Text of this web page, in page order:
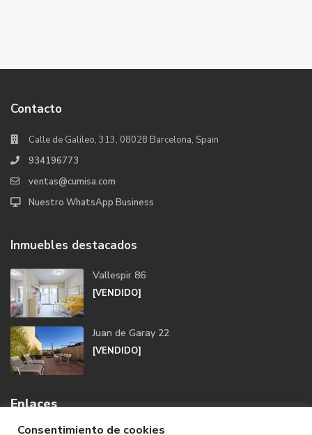
Contacto
Calle de Galileo, 313, 08028 Barcelona, Spain
934196773
ventas@cumisa.com
Nuestro WhatsApp Business
Inmuebles destacados
Vallespir 86
[VENDIDO]
Juan de Garay 22
[VENDIDO]
Enlaces
Consentimiento de cookies